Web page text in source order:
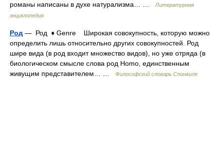
романы написаны в духе натурализма… …
Литературная
энциклопедия
Род — Род ♦ Genre Широкая совокупность, которую можно
определить лишь относительно других совокупностей. Род
шире вида (в род входит множество видов), но уже отряда (в
биологическом смысле слова род Homo, единственным
живущим представителем… …
Философский словарь Спонвиля